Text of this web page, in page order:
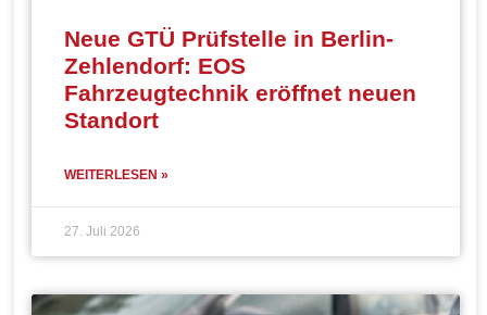
Neue GTÜ Prüfstelle in Berlin-
Zehlendorf: EOS
Fahrzeugtechnik eröffnet neuen
Standort
WEITERLESEN »
27. Juli 2026